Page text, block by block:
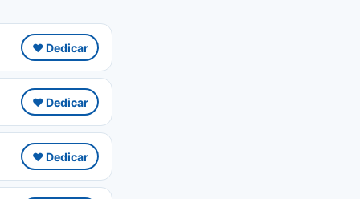
❤️ Dedicar
❤️ Dedicar
❤️ Dedicar